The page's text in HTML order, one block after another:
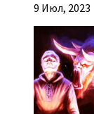
9 Июл, 2023